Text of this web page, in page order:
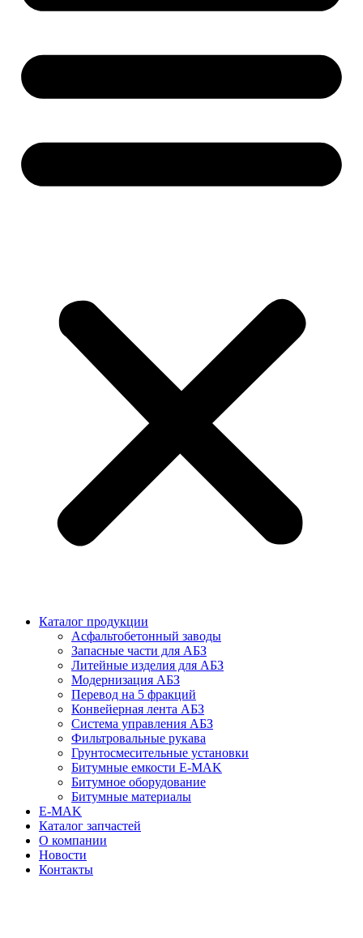
Каталог продукции
Асфальтобетонный заводы
Запасные части для АБЗ
Литейные изделия для АБЗ
Модернизация АБЗ
Перевод на 5 фракций
Конвейерная лента АБЗ
Система управления АБЗ
Фильтровальные рукава
Грунтосмесительные установки
Битумные емкости E-MAK
Битумное оборудование
Битумные материалы
E-MAK
Каталог запчастей
О компании
Новости
Контакты